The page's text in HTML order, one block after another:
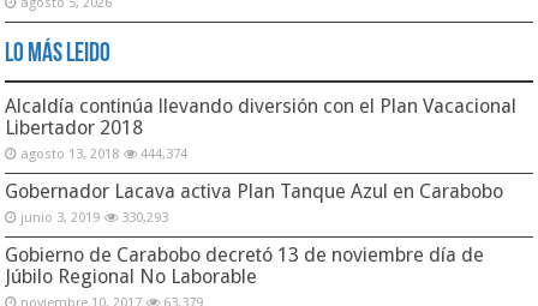
Lo Más Leido
Alcaldía continúa llevando diversión con el Plan Vacacional
Libertador 2018
agosto 13, 2018 444,374
Gobernador Lacava activa Plan Tanque Azul en Carabobo
junio 3, 2019 330,293
Gobierno de Carabobo decretó 13 de noviembre día de
Júbilo Regional No Laborable
noviembre 10, 2017 63,379